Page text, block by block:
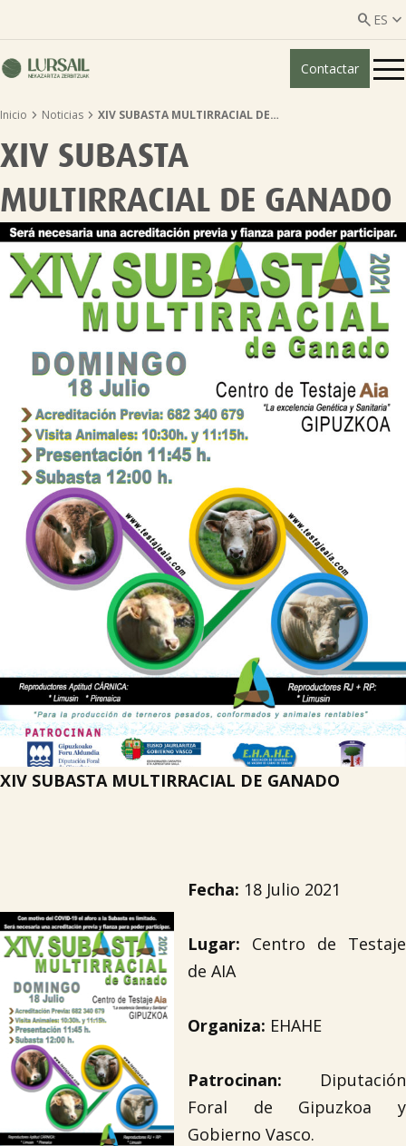
 ES 
ES
Quiénes somos
Servicios ganadería
Servicios agricultura
Entidades asociadas
Noticias
Tablón de anuncios
Lursail Market
Contactar
Inicio  Noticias  XIV SUBASTA MULTIRRACIAL DE…
XIV SUBASTA
MULTIRRACIAL DE GANADO
XIV SUBASTA MULTIRRACIAL DE GANADO
Fecha: 18 Julio 2021
Lugar: Centro de Testaje
de AIA
Organiza: EHAHE
Patrocinan: Diputación
Foral de Gipuzkoa y
Gobierno Vasco.